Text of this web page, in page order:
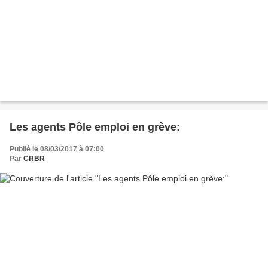
Les agents Pôle emploi en grève:
Publié le 08/03/2017 à 07:00
Par CRBR